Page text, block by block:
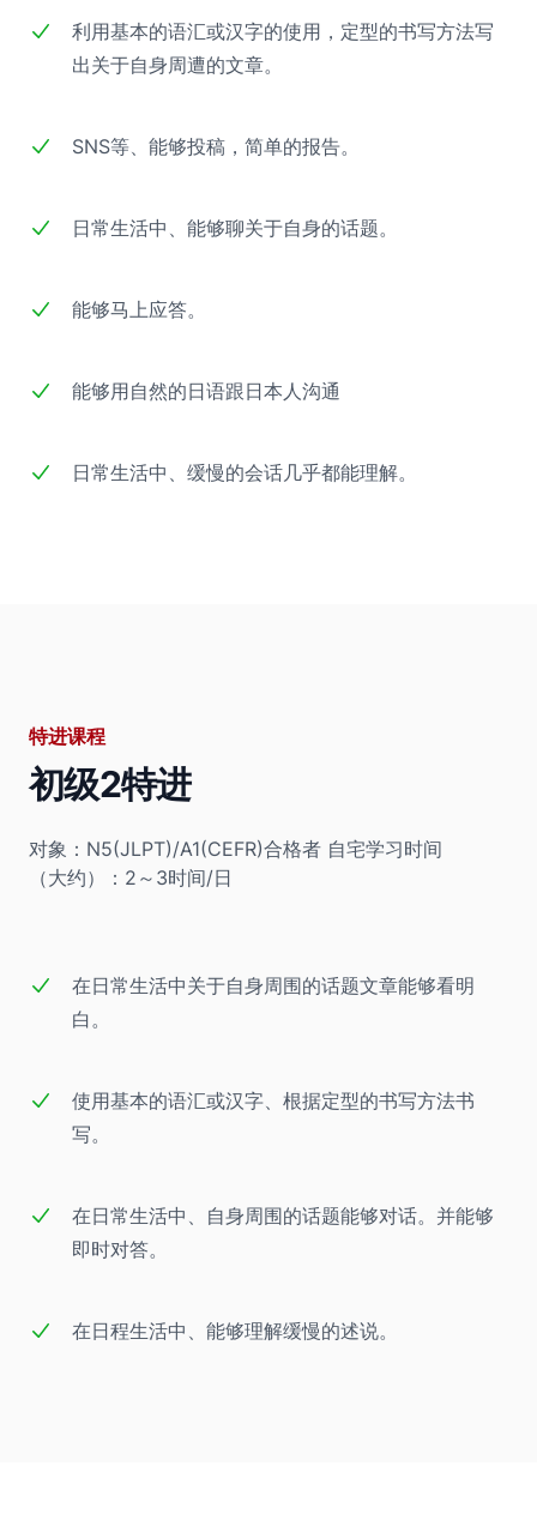
利用基本的语汇或汉字的使用，定型的书写方法写
出关于自身周遭的文章。
SNS等、能够投稿，简单的报告。
日常生活中、能够聊关于自身的话题。
能够马上应答。
能够用自然的日语跟日本人沟通
日常生活中、缓慢的会话几乎都能理解。
特进课程
初级2特进
对象：N5(JLPT)/A1(CEFR)合格者 自宅学习时间
（大约）：2～3时间/日
在日常生活中关于自身周围的话题文章能够看明
白。
使用基本的语汇或汉字、根据定型的书写方法书
写。
在日常生活中、自身周围的话题能够对话。并能够
即时对答。
在日程生活中、能够理解缓慢的述说。